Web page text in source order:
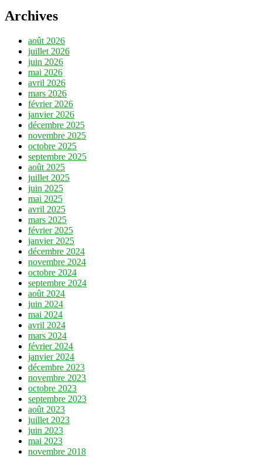
Archives
août 2026
juillet 2026
juin 2026
mai 2026
avril 2026
mars 2026
février 2026
janvier 2026
décembre 2025
novembre 2025
octobre 2025
septembre 2025
août 2025
juillet 2025
juin 2025
mai 2025
avril 2025
mars 2025
février 2025
janvier 2025
décembre 2024
novembre 2024
octobre 2024
septembre 2024
août 2024
juin 2024
mai 2024
avril 2024
mars 2024
février 2024
janvier 2024
décembre 2023
novembre 2023
octobre 2023
septembre 2023
août 2023
juillet 2023
juin 2023
mai 2023
novembre 2018